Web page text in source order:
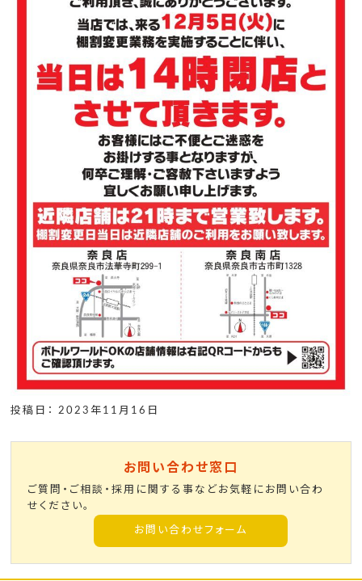
投稿日： 2023年11月16日
お問い合わせ窓口
ご質問・ご相談・採用に関する事などお気軽にお問い合わ
せください。
お問い合わせフォーム